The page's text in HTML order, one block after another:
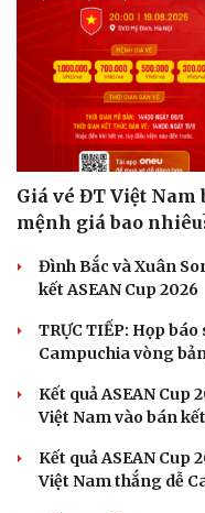
Văn hóa
Văn học
Âm nhạc
Di sản
Giá vé ĐT Việt Nam
mệnh giá bao
Đình Bắc và Xuân
kết ASEAN Cup 2026
TRỰC TIẾP: Họp
Campuchia vòng
Kết quả ASEAN Cup
Việt Nam vào bán kết
Kết quả ASEAN Cup
Việt Nam thắng dễ